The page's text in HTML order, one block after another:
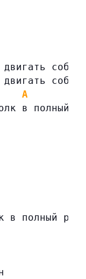
собой
собой
A
в полный
в полный